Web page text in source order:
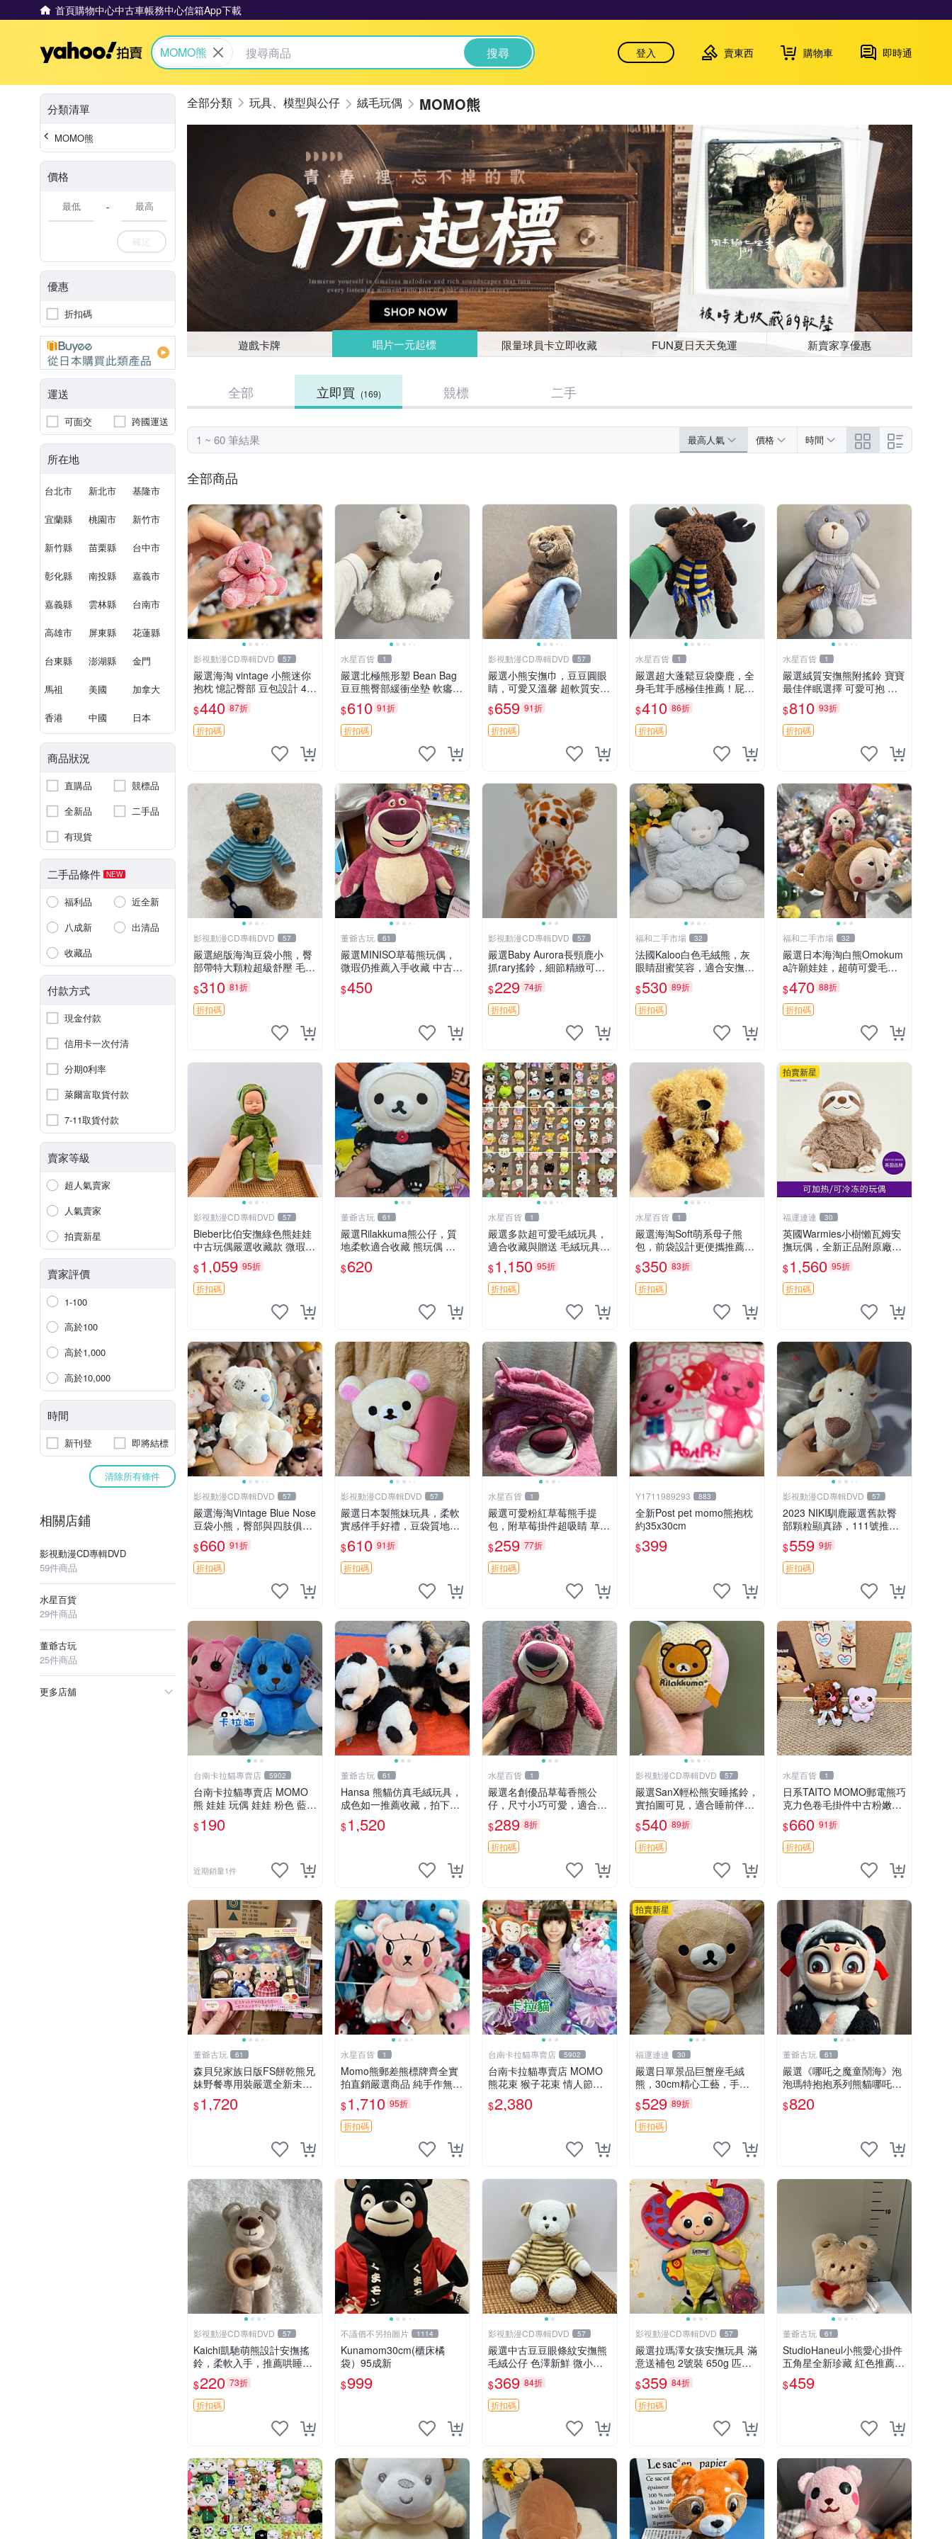
首頁購物中心中古車帳務中心信箱App下載
Yahoo拍賣
MOMO熊 搜尋 登入 賣東西 購物車 即時通
分類清單
MOMO熊
價格
-
確定
優惠
折扣碼
運送
可面交 跨國運送
所在地
台北市 新北市 基隆市
宜蘭縣 桃園市 新竹市
新竹縣 苗栗縣 台中市
彰化縣 南投縣 嘉義市
嘉義縣 雲林縣 台南市
高雄市 屏東縣 花蓮縣
台東縣 澎湖縣 金門
馬祖 美國 加拿大
香港 中國 日本
商品狀況
直購品
競標品
全新品
二手品
有現貨
二手品條件 NEW
福利品
近全新
八成新
出清品
收藏品
付款方式
現金付款
信用卡一次付清
分期0利率
萊爾富取貨付款
7-11取貨付款
賣家等級
超人氣賣家
人氣賣家
拍賣新星
賣家評價
1-100
高於100
高於1,000
高於10,000
時間
新刊登 即將結標
清除所有條件
相關店鋪
影視動漫CD專輯DVD
59件商品
水星百貨
29件商品
董爺古玩
25件商品
更多店舖
玩具、模型與公仔 絨毛玩偶 MOMO熊
遊戲卡牌 唱片一元起標 限量球員卡立即收藏 FUN夏日天天免運 新賣家享優惠
全部 立即買 (169) 競標 二手
1 ~ 60 筆結果 最高人氣 價格 時間
全部商品
影視動漫CD專輯DVD 57
嚴選海淘 vintage 小熊迷你
抱枕 憶記臀部 豆包設計 4c
m 高 推薦收藏 迷你豆包小
熊、高臀部、豆袋抱枕
$440 87折
折扣碼
水星百貨 1
嚴選北極熊形塑 Bean Bag
豆豆熊臀部緩衝坐墊 軟癟癟
舒壓設計 保暖又實用 適合
久坐放松 推薦居家使用 RU
SS系列 豆豆熊屁屁坐墊 3D
顆粒結構
$610 91折
折扣碼
影視動漫CD專輯DVD 57
嚴選小熊安撫巾，豆豆圓眼
睛，可愛又溫馨 超軟質安撫
巾，豆豆設計，哄睡好幫手
約克豆豆眼安撫巾 數碼豆豆
眼
$659 91折
折扣碼
水星百貨 1
嚴選超大蓬鬆豆袋麋鹿，全
身毛茸手感極佳推薦！屁股
與四肢填充均勻，適合收藏
與孩童共賞。 麋鹿 豆袋 毛
茸玩具
$410 86折
折扣碼
水星百貨 1
嚴選絨質安撫熊附搖鈴 寶寶
最佳伴眠選擇 可愛可抱 絨
毛玩具 安撫熊 嬰兒用
$810 93折
折扣碼
影視動漫CD專輯DVD 57
嚴選絕版海淘豆袋小熊，臀
部帶特大顆粒超級舒壓 毛毛
摸起來格外順滑適合收藏 10
0%棉質 豆袋枕 豆袋、抱
枕、小熊
$310 81折
折扣碼
董爺古玩 61
嚴選MINISO草莓熊玩偶，
微瑕仍推薦入手收藏 中古 M
INISO 草莓熊 玩具 收藏
$450
影視動漫CD專輯DVD 57
嚴選Baby Aurora長頸鹿小
抓rary搖鈴，細節精緻可聆
聽清脆鈴音 軟萌可愛 定制
紀念 金屬搖鈴 新手媽咪推
薦 長頸鹿 抓rary 搖鈴
$229 74折
折扣碼
福和二手市場 32
法國Kaloo白色毛絨熊，灰
眼睛甜蜜笑容，適合安撫逗
趣可愛，柔軟面料手感佳。
14 白色安撫熊 毛絨玩具 寶
寶逗樂具
$530 89折
折扣碼
福和二手市場 32
嚴選日本海淘白熊Omokum
a許願娃娃，超萌可愛毛絨
公仔推薦收藏 白熊 Omoku
ma 毛絨玩具 偽裝娃娃 玩具
擺飾
$470 88折
折扣碼
影視動漫CD專輯DVD 57
Bieber比伯安撫綠色熊娃娃
中古玩偶嚴選收藏款 微瑕輕
度使用 Bieber綠熊娃娃 中
古玩偶 微瑕
$1,059 95折
折扣碼
董爺古玩 61
嚴選Rilakkuma熊公仔，質
地柔軟適合收藏 熊玩偶 柔
軟 公仔 收藏
$620
水星百貨 1
嚴選多款超可愛毛絨玩具，
適合收藏與贈送 毛絨玩具、
抱枕、公仔
$1,150 95折
折扣碼
水星百貨 1
嚴選海淘Soft萌系母子熊
包，前袋設計更便攜推薦收
藏 母子熊 軟綿綿 包包
$350 83折
折扣碼
拍賣新星
福運連連 30
英國Warmies小樹懶瓦姆安
撫玩偶，全新正品附原廠吊
牌與防塵袋，內藏薰衣草可
加熱，適合各個年齡層，冷
暖兩用享受抱抱樂趣，不容
錯過嚴選好物 溫暖 冷感
$1,560 95折
折扣碼
影視動漫CD專輯DVD 57
嚴選海淘Vintage Blue Nose
豆袋小熊，臀部與四肢俱
全，坐高11公分，附原盒與
吊牌收藏。藍鼻子小熊，值
得擁有 玩具 憶熊
$660 91折
折扣碼
影視動漫CD專輯DVD 57
嚴選日本製熊妹玩具，柔軟
實感伴手好禮，豆袋質地手
感佳，抱枕小熊 recom 推薦
白色豆袋 玩具
$610 91折
折扣碼
水星百貨 1
嚴選可愛粉紅草莓熊手提
包，附草莓掛件超吸睛 草莓
熊手提包 草莓掛件 可愛port
unese
$259 77折
折扣碼
Y1711989293 883
全新Post pet momo熊抱枕
約35x30cm
$399
影視動漫CD專輯DVD 57
2023 NIKI馴鹿嚴選舊款臀
部顆粒顯真跡，111號推薦
珍藏品 馴鹿 舊款 尾巴顆粒
$559 9折
折扣碼
台南卡拉貓專賣店 5902
台南卡拉貓專賣店 MOMO
熊 娃娃 玩偶 娃娃 粉色 藍色
2色分售
$190
近期銷量1件
董爺古玩 61
Hansa 熊貓仿真毛絨玩具，
成色如一推薦收藏，拍下無
疑心 熊貓 毛絨玩具 收藏
$1,520
水星百貨 1
嚴選名創優品草莓香熊公
仔，尺寸小巧可愛，適合收
藏賞玩 30cm 玩具 公仔 草
莓熊
$289 8折
折扣碼
影視動漫CD專輯DVD 57
嚴選SanX輕松熊安睡搖鈴，
實拍圖可見，適合睡前伴
侶， Picks安撫好物 0325
懸吊 電腦
$540 89折
折扣碼
水星百貨 1
日系TAITO MOMO郵電熊巧
克力色卷毛掛件中古粉嫩玩
偶微瑕推薦 postpet momo
郵電熊 中古玩偶
$660 91折
折扣碼
董爺古玩 61
森貝兒家族日版FS餅乾熊兄
妹野餐專用裝嚴選全新未開
封，包含兩組大童款紙盒
裝，適合收藏與分享。 餅乾
$1,720
水星百貨 1
Momo熊郵差熊標牌齊全實
拍直銷嚴選商品 純手作無修
圖可收藏 郵差熊 Momo熊
標牌 商品
$1,710 95折
折扣碼
台南卡拉貓專賣店 5902
台南卡拉貓專賣店 MOMO
熊花束 猴子花束 情人節禮
物 二選一 可繡字 可今天寄
明天到
$2,380
拍賣新星
福運連連 30
嚴選日單景品巨蟹座毛絨
熊，30cm精心工藝，手感
軟糯推薦收藏送人 巨蟹座
毛絨玩具 精緻做工
$529 89折
折扣碼
董爺古玩 61
嚴選《哪吒之魔童鬧海》泡
泡瑪特抱抱系列熊貓哪吒搪
膠臉毛絨， STATE：如圖顯
示 哪吒 毛絨公仔 泡泡瑪特
$820
影視動漫CD專輯DVD 57
Kaichi凱馳萌熊設計安撫搖
鈴，柔軟入手，推薦哄睡好
選擇 熊公仔 安撫玩具 喂食
環
$220 73折
折扣碼
不議價不另拍圖片 1114
Kunamom30cm(櫃床橘
袋）95成新
$999
影視動漫CD專輯DVD 57
嚴選中古豆豆眼條紋安撫熊
毛絨公仔 色澤新鮮 微小瑕
疵可收藏 中古 安撫熊 條紋
公仔
$369 84折
折扣碼
影視動漫CD專輯DVD 57
嚴選拉瑪澤女孩安撫玩具 滿
意送補包 2號裝 650g 匹配
嬰幼童舒壓好伴侶 女孩專用
安心選擇 安撫玩偶 衝包 玩
具
$359 84折
折扣碼
董爺古玩 61
StudioHaneul小熊愛心掛件
五角星全新珍藏 紅色推薦收
藏 玩具掛飾 掛件 新品
$459